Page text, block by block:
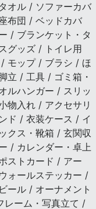
オル / ソファーカバ
布団 / ベッドカバ
/ ブランケット・タ
グッズ / トイレ用
モップ / ブラシ / ほ
立 / 工具 / ゴミ箱・
ルハンガー / スリッ
物入れ / アクセサリ
ド / 衣装ケース / イ
クス・靴箱 / 玄関収
/ カレンダー・卓上
ストカード / アー
ォールステッカー /
ール / オーナメント
レーム・写真立て /